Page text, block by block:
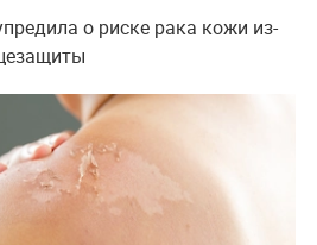
о риске рака кожи из-